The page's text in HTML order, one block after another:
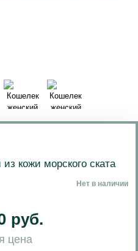
кожи морского ската
Нет в наличии
руб.
цена